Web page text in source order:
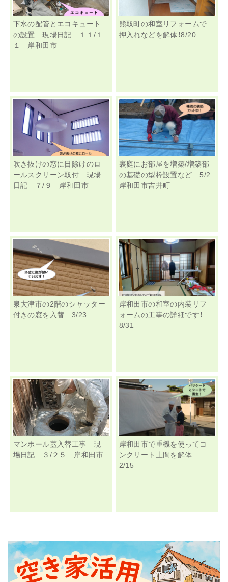
下水の配管とエコキュート
の設置 現場日記 １１/１
１ 岸和田市
熊取町の和室リフォームで
押入れなどを解体！8/20
吹き抜けの窓に日除けのロ
ールスクリーン取付 現場
日記 ７/９ 岸和田市
裏庭にお部屋を増築/増築部
の基礎の型枠設置など 5/2
岸和田市吉井町
泉大津市の2階のシャッター
付きの窓を入替 3/23
岸和田市の和室の内装リフ
ォームの工事の詳細です！
8/31
マンホール蓋入替工事 現
場日記 ３/２５ 岸和田市
岸和田市で重機を使ってコ
ンクリート土間を解体
2/15